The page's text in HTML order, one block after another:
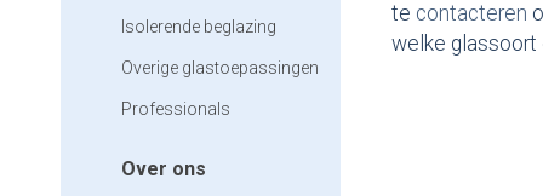
Isolerende beglazing
Overige glastoepassingen
Professionals
Over ons
te contacteren
welke glassoort